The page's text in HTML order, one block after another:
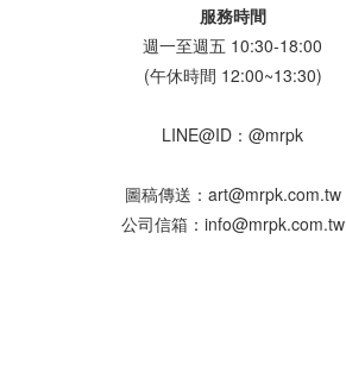
服務時間
週一至週五 10:30-18:00
(午休時間 12:00~13:30)
LINE@ID：@mrpk
圖稿傳送：art@mrpk.com.tw
公司信箱：info@mrpk.com.tw